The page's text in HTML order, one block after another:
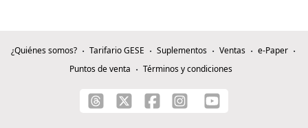
¿Quiénes somos? Tarifario GESE Suplementos Ventas
e-Paper
Puntos de venta
Términos y condiciones